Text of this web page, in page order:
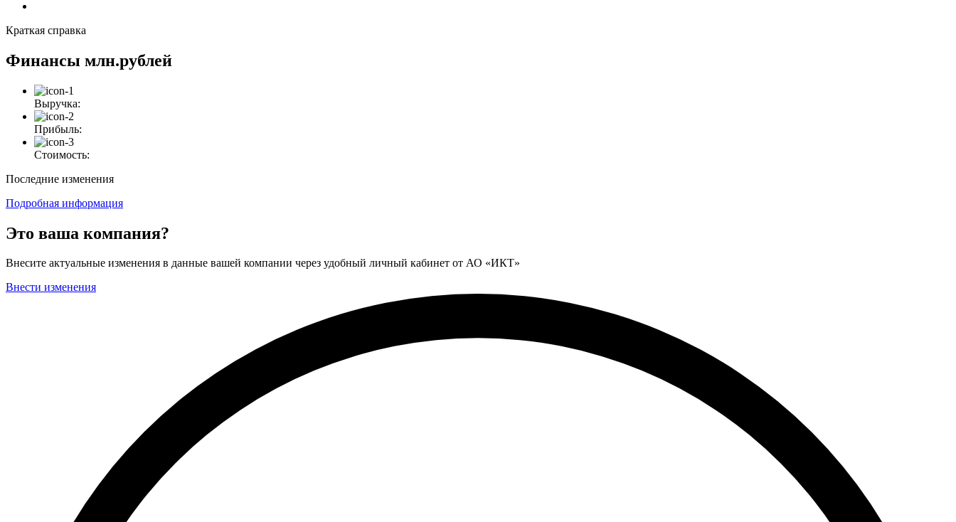
Краткая справка
Финансы млн.рублей
Выручка:
Прибыль:
Стоимость:
Последние изменения
Подробная информация
Это ваша компания?
Внесите актуальные изменения в данные вашей компании через удобный личный кабинет от АО «ИКТ»
Внести изменения